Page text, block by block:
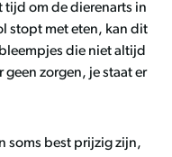
tijd om de dierenarts in
stopt met eten, kan dit
die niet altijd
zorgen, je staat er
soms best prijzig zijn,